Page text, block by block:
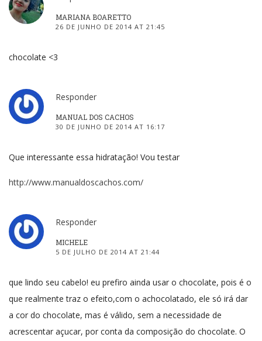
MARIANA BOARETTO
26 DE JUNHO DE 2014 AT 21:45
chocolate <3
Responder
MANUAL DOS CACHOS
30 DE JUNHO DE 2014 AT 16:17
Que interessante essa hidratação! Vou testar
http://www.manualdoscachos.com/
Responder
MICHELE
5 DE JULHO DE 2014 AT 21:44
que lindo seu cabelo! eu prefiro ainda usar o chocolate, pois é o
que realmente traz o efeito,com o achocolatado, ele só irá dar
a cor do chocolate, mas é válido, sem a necessidade de
acrescentar açucar, por conta da composição do chocolate. O